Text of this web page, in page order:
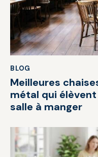
BLOG
Meilleures
métal qui
salle à manger